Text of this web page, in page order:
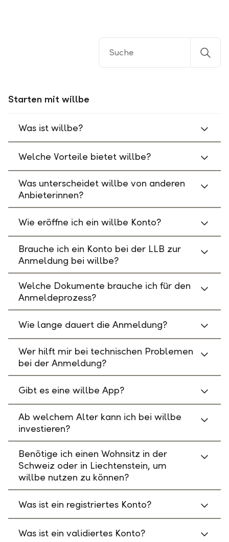
Starten mit willbe
Was ist willbe?
Welche Vorteile bietet willbe?
Was unterscheidet willbe von anderen
Anbieterinnen?
Wie eröffne ich ein willbe Konto?
Brauche ich ein Konto bei der LLB zur
Anmeldung bei willbe?
Welche Dokumente brauche ich für den
Anmeldeprozess?
Wie lange dauert die Anmeldung?
Wer hilft mir bei technischen Problemen
bei der Anmeldung?
Gibt es eine willbe App?
Ab welchem Alter kann ich bei willbe
investieren?
Benötige ich einen Wohnsitz in der
Schweiz oder in Liechtenstein, um
willbe nutzen zu können?
Was ist ein registriertes Konto?
Was ist ein validiertes Konto?